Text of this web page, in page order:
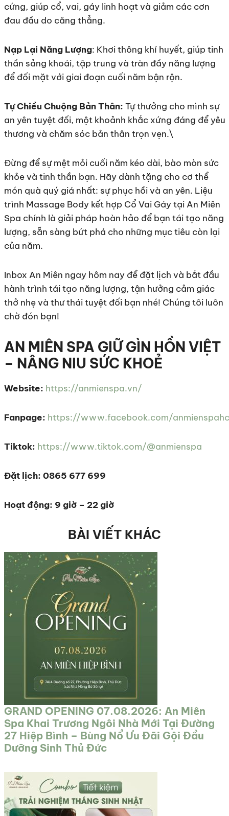
cứng, giúp cổ, vai, gáy linh hoạt và giảm các cơn
đau đầu do căng thẳng.
Nạp Lại Năng Lượng: Khơi thông khí huyết, giúp tinh
thần sảng khoái, tập trung và tràn đầy năng lượng
để đối mặt với giai đoạn cuối năm bận rộn.
Tự Chiều Chuộng Bản Thân: Tự thưởng cho mình sự
an yên tuyệt đối, một khoảnh khắc xứng đáng để yêu
thương và chăm sóc bản thân trọn vẹn.\
Đừng để sự mệt mỏi cuối năm kéo dài, bào mòn sức
khỏe và tinh thần bạn. Hãy dành tặng cho cơ thể
món quà quý giá nhất: sự phục hồi và an yên. Liệu
trình Massage Body kết hợp Cổ Vai Gáy tại An Miên
Spa chính là giải pháp hoàn hảo để bạn tái tạo năng
lượng, sẵn sàng bứt phá cho những mục tiêu còn lại
của năm.
Inbox An Miên ngay hôm nay để đặt lịch và bắt đầu
hành trình tái tạo năng lượng, tận hưởng cảm giác
thở nhẹ và thư thái tuyệt đối bạn nhé! Chúng tôi luôn
chờ đón bạn!
AN MIÊN SPA GIỮ GÌN HỒN VIỆT
– NÂNG NIU SỨC KHOẺ
Website: https://anmienspa.vn/
Fanpage: https://www.facebook.com/
Tiktok: https://www.tiktok.com/@anmienspa
Đặt lịch: 0865 677 699
Hoạt động: 9 giờ – 22 giờ
BÀI VIẾT KHÁC
GRAND OPENING 07.08.2026: An Miên
Spa Khai Trương Ngôi Nhà Mới Tại Đường
27 Hiệp Bình – Bùng Nổ Ưu Đãi Gội Đầu
Dưỡng Sinh Thủ Đức